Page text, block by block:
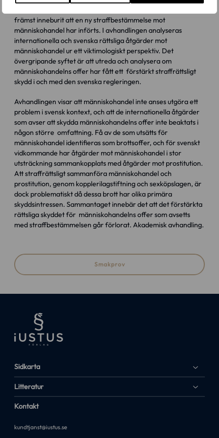
främst inneburit att en ny straffbestämmelse mot
människohandel har införts. I avhandlingen analyseras
internationella och svenska rättsliga åtgärder mot
människohandel ur ett viktimologiskt perspektiv. Det
övergripande syftet är att utreda och analysera om
människohandelns offer har fått ett förstärkt straffrättsligt
skydd i och med den svenska regleringen.
Avhandlingen visar att människohandel inte anses utgöra ett
problem i svensk kontext, och att de internationella åtgärder
som avser att skydda människohandelns offer inte beaktats i
någon större omfattning. Få av de som utsätts för
människohandel identifieras som brottsoffer, och för svenskt
vidkommande har åtgärder mot människohandel i stor
utsträckning sammankopplats med åtgärder mot prostitution.
Att straffrättsligt sammanföra människohandel och
prostitution, genom kopplerilagstiftning och sexköpslagen, är
dock problematiskt då dessa brott har olika primära
skyddsintressen. Sammantaget innebär det att det förstärkta
rättsliga skyddet för människohandelns offer som avsetts
med straffbestämmelsen går förlorat. Akademisk avhandling.
Smakprov
Sidkarta
Litteratur
Kontakt
kundtjanst@iustus.se